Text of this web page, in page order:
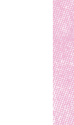
감정
나에
불안
모든
누군
외로
자꾸
내가
자존
당신